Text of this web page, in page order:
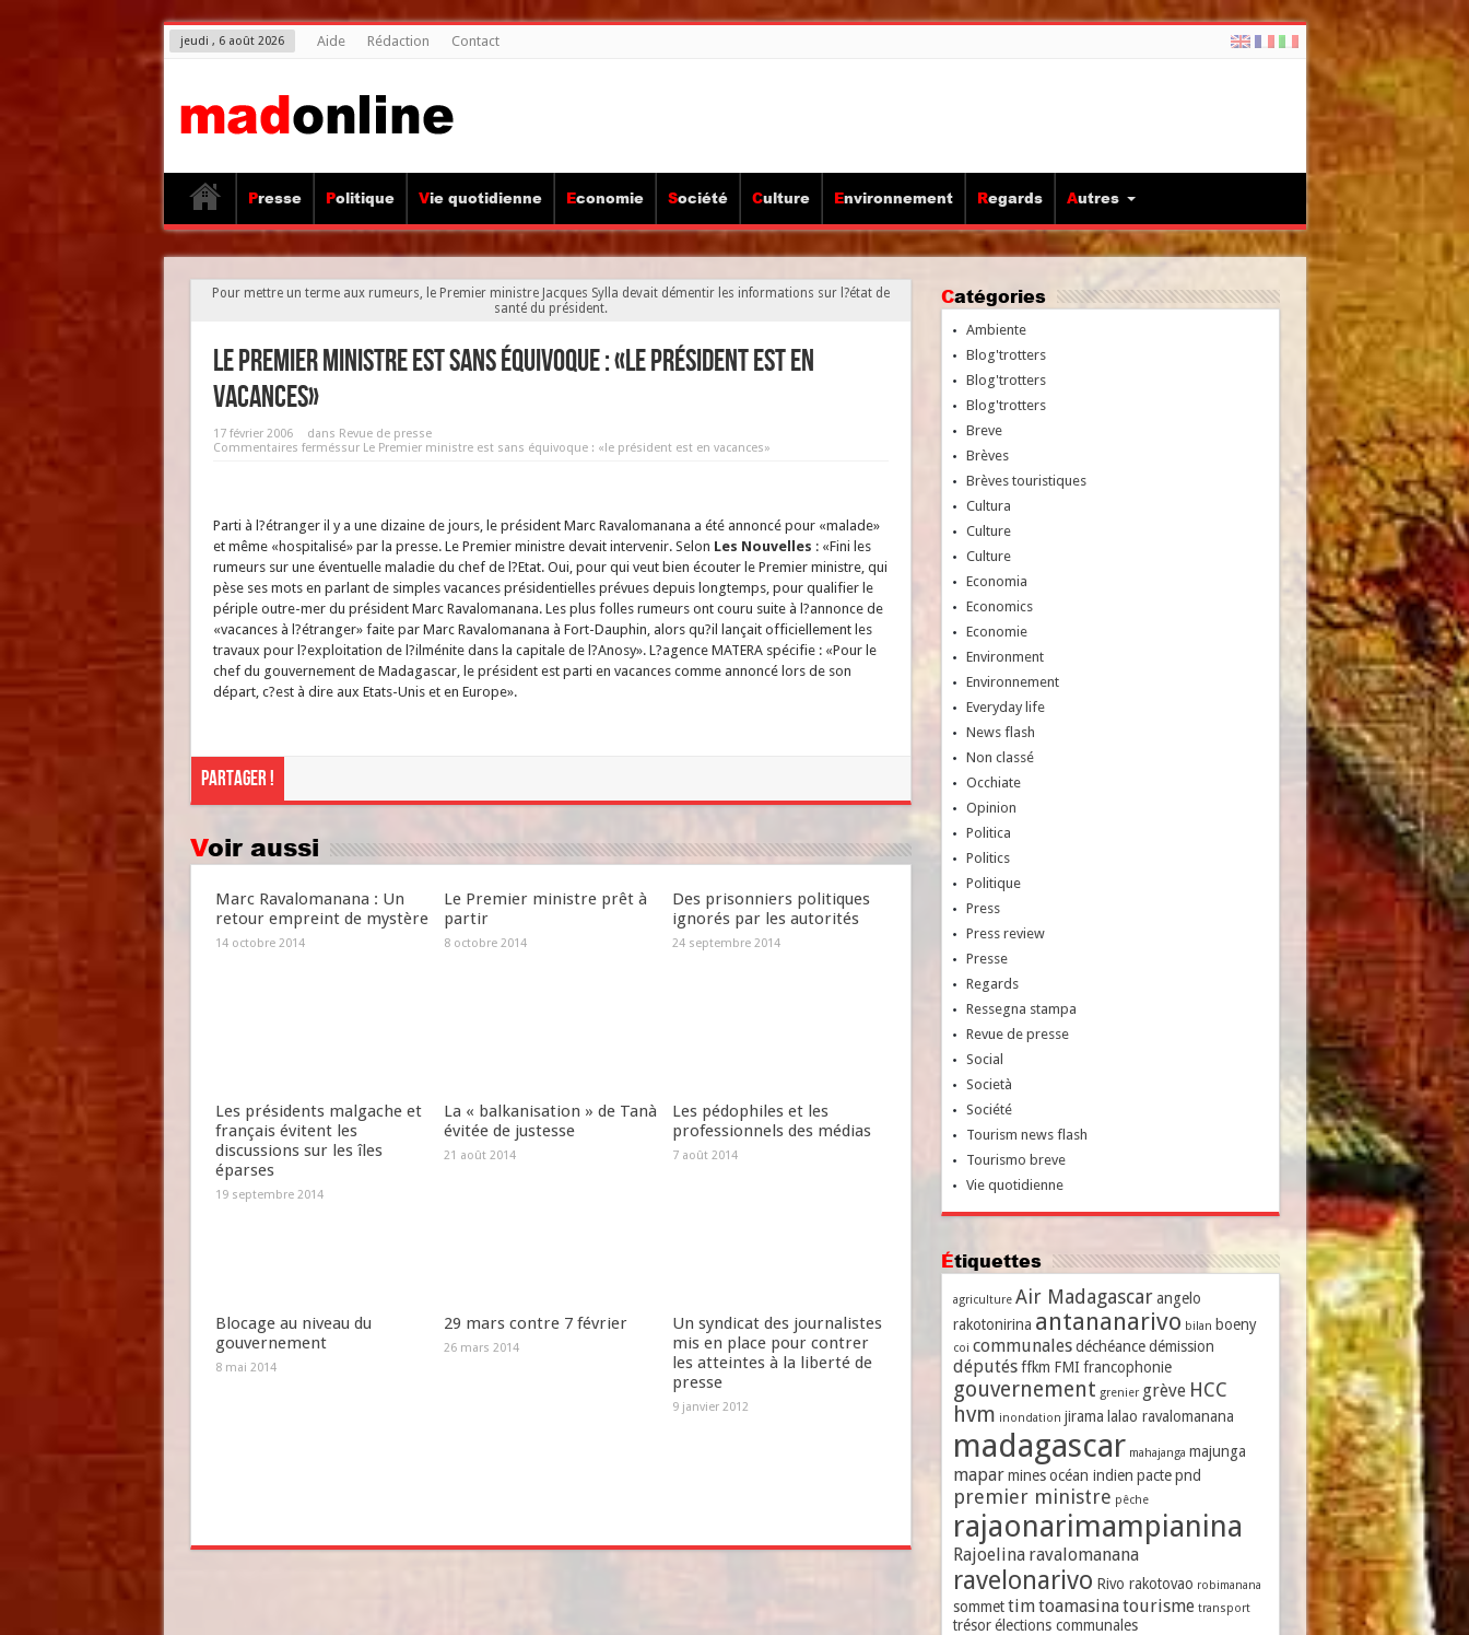
jeudi , 6 août 2026 Aide Rédaction Contact
Presse Politique Vie quotidienne Economie Société Culture Environnement Regards Autres
Pour mettre un terme aux rumeurs, le Premier ministre Jacques Sylla devait démentir les informations sur l?état de
santé du président.
Le Premier ministre est sans équivoque : «le président est en
vacances»
17 février 2006 dans Revue de presse
Commentaires ferméssur Le Premier ministre est sans équivoque : «le président est en vacances»
Parti à l?étranger il y a une dizaine de jours, le président Marc Ravalomanana a été annoncé pour «malade»
et même «hospitalisé» par la presse. Le Premier ministre devait intervenir. Selon Les Nouvelles : «Fini les
rumeurs sur une éventuelle maladie du chef de l?Etat. Oui, pour qui veut bien écouter le Premier ministre, qui
pèse ses mots en parlant de simples vacances présidentielles prévues depuis longtemps, pour qualifier le
périple outre-mer du président Marc Ravalomanana. Les plus folles rumeurs ont couru suite à l?annonce de
«vacances à l?étranger» faite par Marc Ravalomanana à Fort-Dauphin, alors qu?il lançait officiellement les
travaux pour l?exploitation de l?ilménite dans la capitale de l?Anosy». L?agence MATERA spécifie : «Pour le
chef du gouvernement de Madagascar, le président est parti en vacances comme annoncé lors de son
départ, c?est à dire aux Etats-Unis et en Europe».
Partager !
Voir aussi
Marc Ravalomanana : Un
retour empreint de mystère
14 octobre 2014
Le Premier ministre prêt à
partir
8 octobre 2014
Des prisonniers politiques
ignorés par les autorités
24 septembre 2014
Les présidents malgache et
français évitent les
discussions sur les îles
éparses
19 septembre 2014
La « balkanisation » de Tanà
évitée de justesse
21 août 2014
Les pédophiles et les
professionnels des médias
7 août 2014
Blocage au niveau du
gouvernement
8 mai 2014
29 mars contre 7 février
26 mars 2014
Un syndicat des journalistes
mis en place pour contrer
les atteintes à la liberté de
presse
9 janvier 2012
Catégories
Ambiente
Blog'trotters
Blog'trotters
Blog'trotters
Breve
Brèves
Brèves touristiques
Cultura
Culture
Culture
Economia
Economics
Economie
Environment
Environnement
Everyday life
News flash
Non classé
Occhiate
Opinion
Politica
Politics
Politique
Press
Press review
Presse
Regards
Ressegna stampa
Revue de presse
Social
Società
Société
Tourism news flash
Tourismo breve
Vie quotidienne
Étiquettes
agriculture Air Madagascar angelo
rakotonirina antananarivo bilan boeny
coi communales déchéance démission
députés ffkm FMI francophonie
gouvernement grenier grève HCC
hvm inondation jirama lalao ravalomanana
madagascar mahajanga majunga
mapar mines océan indien pacte pnd
premier ministre pêche
rajaonarimampianina
Rajoelina ravalomanana
ravelonarivo Rivo rakotovao robimanana
sommet timtoamasinatourisme transport
trésor élections communales